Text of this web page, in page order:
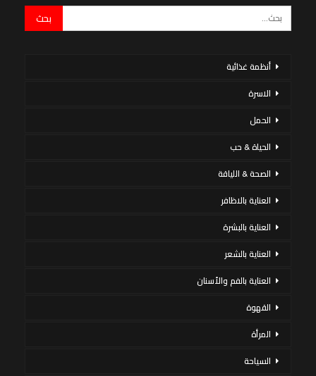
أنظمة غذائية
الاسرة
الحمل
الحياة & حب
الصحة & اللياقة
العناية بالاظافر
العناية بالبشرة
العناية بالشعر
العناية بالفم والأسنان
القهوة
المرأة
السياحة